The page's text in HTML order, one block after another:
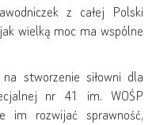
z całej Polski
wielką moc ma wspólne
stworzenie siłowni dla
nr 41 im. WOŚP
im rozwijać sprawność,